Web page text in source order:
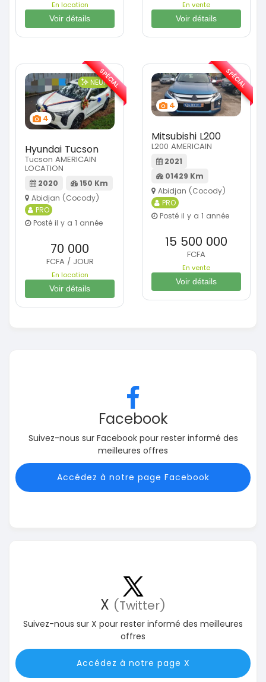
En location
Voir détails
En vente
Voir détails
4
NEUF
Hyundai Tucson
Tucson AMERICAIN
LOCATION
2020
150 Km
Abidjan (Cocody)
PRO
Posté il y a 1 année
70 000
FCFA / JOUR
En location
Voir détails
SPÉCIAL
4
Mitsubishi L200
L200 AMERICAIN
2021
01429 Km
Abidjan (Cocody)
PRO
Posté il y a 1 année
15 500 000
FCFA
En vente
Voir détails
SPÉCIAL
Facebook
Suivez-nous sur Facebook pour rester informé des
meilleures offres
Accédez à notre page Facebook
X (Twitter)
Suivez-nous sur X pour rester informé des meilleures
offres
Accédez à notre page X